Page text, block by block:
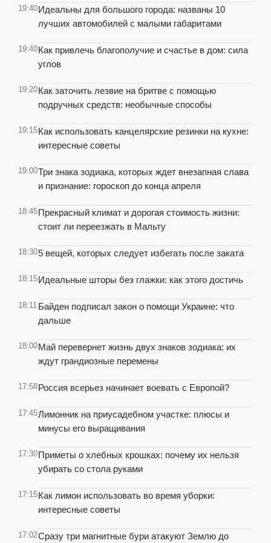
19:40Идеальны для большого города: названы 10
лучших автомобилей с малыми габаритами
19:40Как привлечь благополучие и счастье в дом: сила
углов
19:20Как заточить лезвие на бритве с помощью
подручных средств: необычные способы
19:15Как использовать канцелярские резинки на кухне:
интересные советы
19:00Три знака зодиака, которых ждет внезапная слава
и признание: гороскоп до конца апреля
18:45Прекрасный климат и дорогая стоимость жизни:
стоит ли переезжать в Мальту
18:305 вещей, которых следует избегать после заката
18:15Идеальные шторы без глажки: как этого достичь
18:11 Байден подписал закон о помощи Украине: что
дальше
18:00Май перевернет жизнь двух знаков зодиака: их
ждут грандиозные перемены
17:58Россия всерьез начинает воевать с Европой?
17:45Лимонник на приусадебном участке: плюсы и
минусы его выращивания
17:30Приметы о хлебных крошках: почему их нельзя
убирать со стола руками
17:15Как лимон использовать во время уборки:
интересные советы
17:02Сразу три магнитные бури атакуют Землю до